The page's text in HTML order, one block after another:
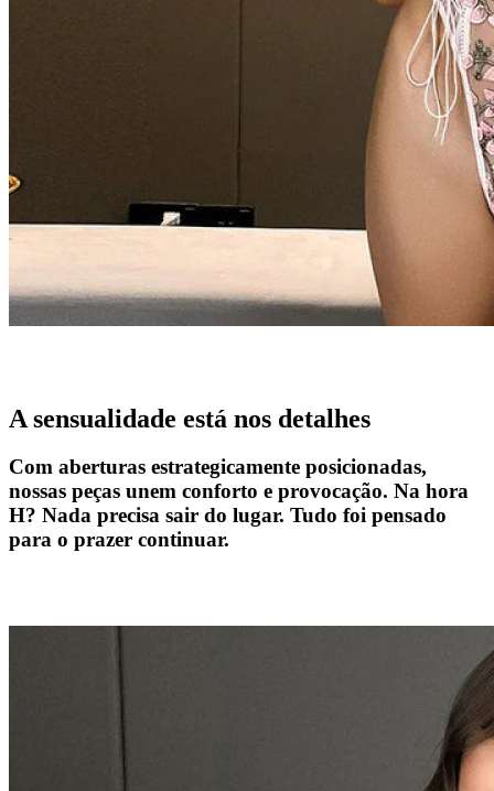
A sensualidade está nos detalhes
Com aberturas estrategicamente posicionadas,
nossas peças unem conforto e provocação. Na hora
H? Nada precisa sair do lugar. Tudo foi pensado
para o prazer continuar.